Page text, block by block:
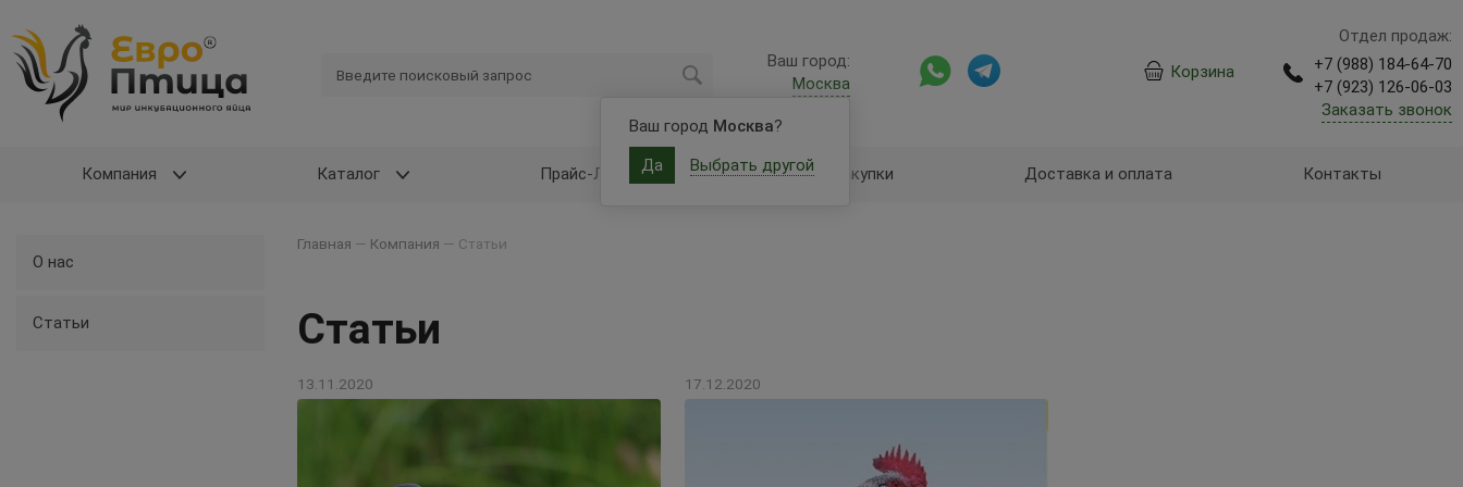
Ваш город:
Москва
Ваш город Москва?
Да
Выбрать другой
Корзина
Отдел продаж:
+7 (988) 184-64-70
+7 (923) 126-06-03
Заказать звонок
Компания Каталог Прайс-Лист Оптовые закупки Доставка и оплата Контакты
О нас
Статьи
Главная — Компания — Статьи
Статьи
13.11.2020 17.12.2020